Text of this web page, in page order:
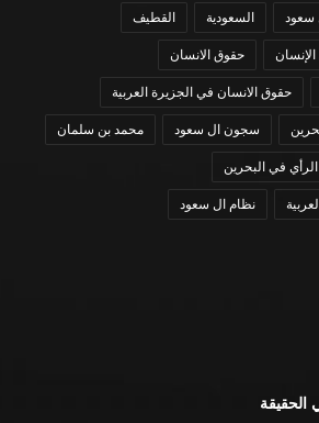
سعود السعودية القطيف
حقوق الانسان
حقوق الانسان في الجزيرة العربية
سجون ال سعود محمد بن سلمان
في البحرين
نظام ال سعود
الحقيقة